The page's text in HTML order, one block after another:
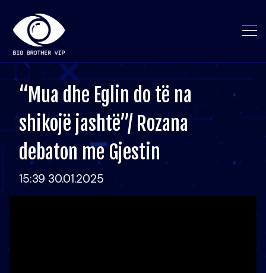
“Mua dhe Eglin do të na
shikojë jashtë”/ Rozana
debaton me Gjestin
15:39 30.01.2025